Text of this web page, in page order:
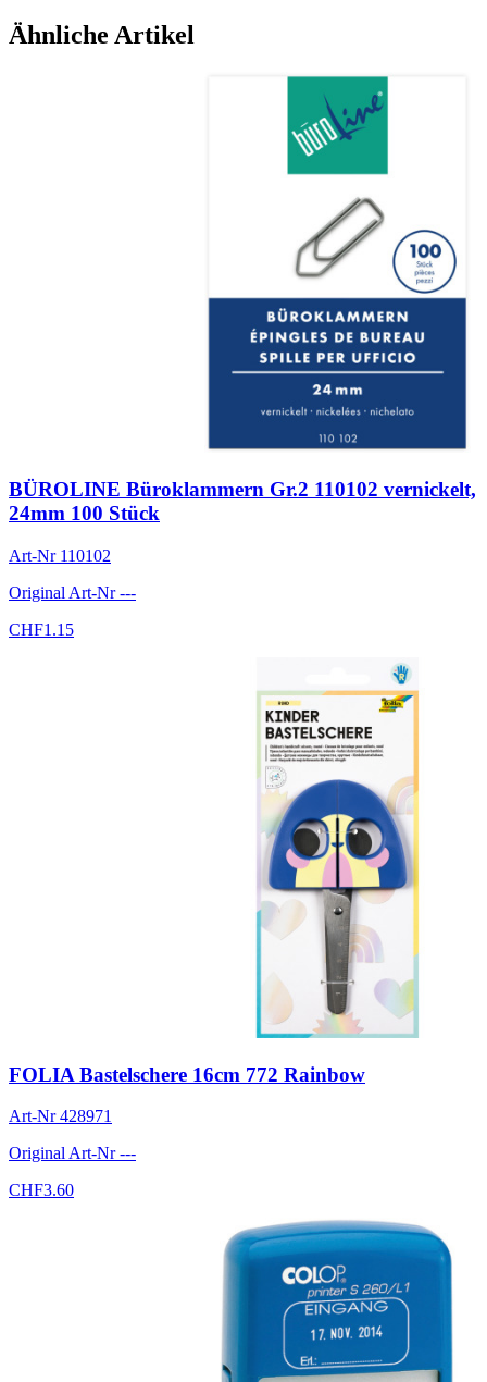
Ähnliche Artikel
BÜROLINE Büroklammern Gr.2 110102 vernickelt,
24mm 100 Stück
Art-Nr 110102
Original Art-Nr---
CHF1.15
FOLIA Bastelschere 16cm 772 Rainbow
Art-Nr428971
Original Art-Nr---
CHF3.60